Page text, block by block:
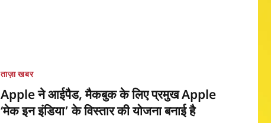
ताज़ा खबर
Apple ने आईपैड, मैकबुक के लिए प्रमुख Apple
‘मेक इन इंडिया’ के विस्तार की योजना बनाई है